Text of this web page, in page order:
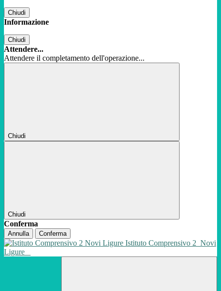
Chiudi
Informazione
Chiudi
Attendere...
Attendere il completamento dell'operazione...
Chiudi
Chiudi
Conferma
Annulla Conferma
Istituto Comprensivo 2 Novi
Ligure